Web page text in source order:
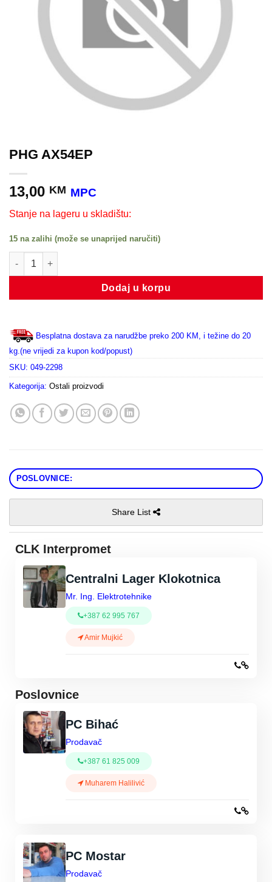
PHG AX54EP
13,00 KM MPC
Stanje na lageru u skladištu:
15 na zalihi (može se unaprijed naručiti)
PHG AX54EP količina
Dodaj u korpu
Besplatna dostava za narudžbe preko 200 KM, i težine do 20
kg.(ne vrijedi za kupon kod/popust)
SKU: 049-2298
Kategorija: Ostali proizvodi
POSLOVNICE:
Share List
CLK Interpromet
Centralni Lager Klokotnica
Mr. Ing. Elektrotehnike
+387 62 995 767
Amir Mujkić
Poslovnice
PC Bihać
Prodavač
+387 61 825 009
Muharem Halilivić
PC Mostar
Prodavač